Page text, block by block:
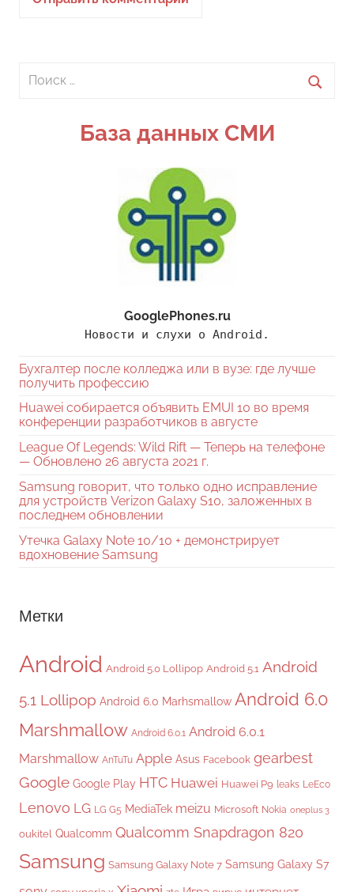
Поиск
База данных СМИ
GooglePhones.ru
Новости и слухи о Android.
Бухгалтер после колледжа или в вузе: где лучше
получить профессию
Huawei собирается объявить EMUI 10 во время
конференции разработчиков в августе
League Of Legends: Wild Rift — Теперь на телефоне
— Обновлено 26 августа 2021 г.
Samsung говорит, что только одно исправление
для устройств Verizon Galaxy S10, заложенных в
последнем обновлении
Утечка Galaxy Note 10/10 + демонстрирует
вдохновение Samsung
Метки
Android Android 5.0 Lollipop Android 5.1 Android
5.1 Lollipop Android 6.0 Marhsmallow Android 6.0
Marshmallow Android 6.0.1 Android 6.0.1
Marshmallow AnTuTu Apple Asus Facebook gearbest
Google Google Play HTC Huawei Huawei P9 leaks LeEco
Lenovo LG LG G5 MediaTek meizu Microsoft Nokia oneplus 3
oukitel Qualcomm Qualcomm Snapdragon 820
Samsung Samsung Galaxy Note 7 Samsung Galaxy S7